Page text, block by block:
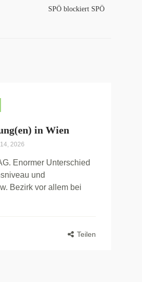
SPÖ blockiert SPÖ
in Wien
2026
Enormer Unterschied
und
Bezirk vor allem bei
Teilen